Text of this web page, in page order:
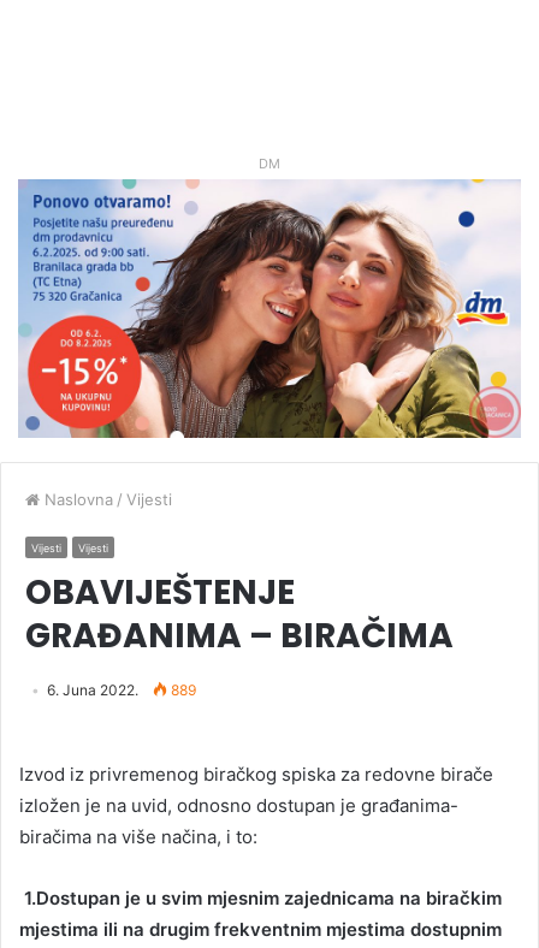
DM
Naslovna / Vijesti
Vijesti Vijesti
OBAVIJEŠTENJE
GRAĐANIMA – BIRAČIMA
6. Juna 2022. 889
Izvod iz privremenog biračkog spiska za redovne birače
izložen je na uvid, odnosno dostupan je građanima-
biračima na više načina, i to:
1.Dostupan je u svim mjesnim zajednicama na biračkim
mjestima ili na drugim frekventnim mjestima dostupnim